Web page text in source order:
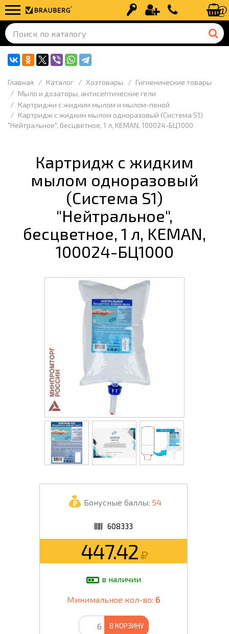
Вход Регистрация+7 (499) 110-
Главная Каталог Хозтовары
Гигиенические товары
Мыло и дозаторы, антисептические гели
Картриджи с жидким мылом и мылом-пеной
Картридж с жидким мылом одноразовый (Система S1)
"Нейтральное", бесцветное, 1 л, KEMAN, 100024-БЦ1000
Картридж с жидким
мылом одноразовый
(Система S1)
"Нейтральное",
бесцветное, 1 л, KEMAN,
100024-БЦ1000
Бонусные баллы: 54
608333
447.42
в наличии
Минимальное кол-во: 6
В КОРЗИНУ